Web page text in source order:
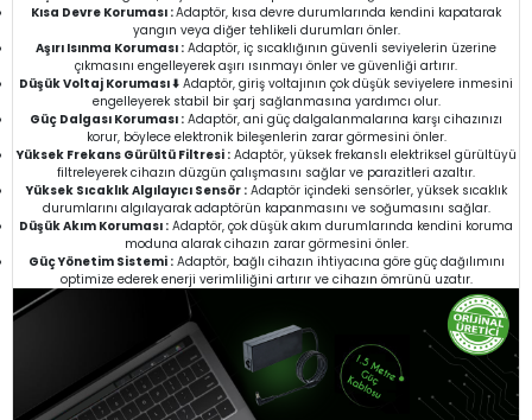
Kısa Devre Koruması :Adaptör, kısa devre durumlarında kendini kapatarak
yangın veya diğer tehlikeli durumları önler.
Aşırı Isınma Koruması : Adaptör, iç sıcaklığının güvenli seviyelerin üzerine
çıkmasını engelleyerek aşırı ısınmayı önler ve güvenliği artırır.
Düşük Voltaj Koruması ⬇️ Adaptör, giriş voltajının çok düşük seviyelere inmesini
engelleyerek stabil bir şarj sağlanmasına yardımcı olur.
Güç Dalgası Koruması : Adaptör, ani güç dalgalanmalarına karşı cihazınızı
korur, böylece elektronik bileşenlerin zarar görmesini önler.
Yüksek Frekans Gürültü Filtresi :Adaptör, yüksek frekanslı elektriksel gürültüyü
filtreleyerek cihazın düzgün çalışmasını sağlar ve parazitleri azaltır.
Yüksek Sıcaklık Algılayıcı Sensör :Adaptör içindeki sensörler, yüksek sıcaklık
durumlarını algılayarak adaptörün kapanmasını ve soğumasını sağlar.
Düşük Akım Koruması : Adaptör, çok düşük akım durumlarında kendini koruma
moduna alarak cihazın zarar görmesini önler.
Güç Yönetim Sistemi :Adaptör, bağlı cihazın ihtiyacına göre güç dağılımını
optimize ederek enerji verimliliğini artırır ve cihazın ömrünü uzatır.